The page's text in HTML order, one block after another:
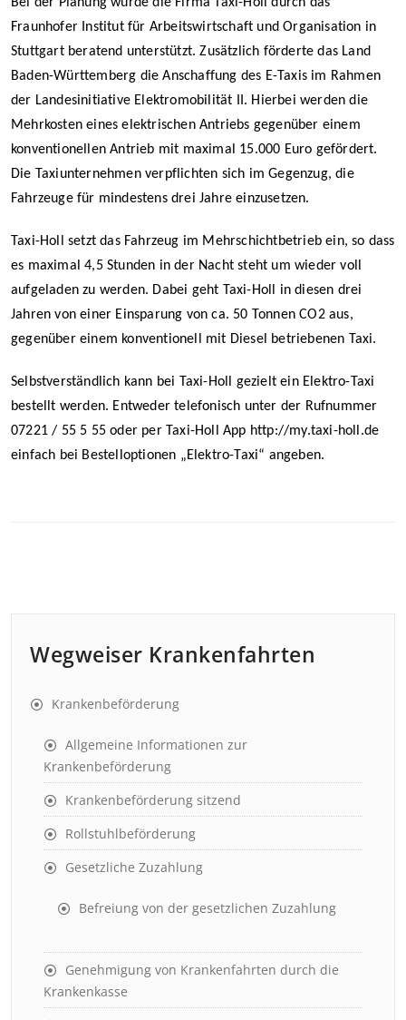
Fraunhofer Institut für Arbeitswirtschaft und Organisation in
Stuttgart beratend unterstützt. Zusätzlich förderte das Land
Baden-Württemberg die Anschaffung des E-Taxis im Rahmen
der Landesinitiative Elektromobilität II. Hierbei werden die
Mehrkosten eines elektrischen Antriebs gegenüber einem
konventionellen Antrieb mit maximal 15.000 Euro gefördert.
Die Taxiunternehmen verpflichten sich im Gegenzug, die
Fahrzeuge für mindestens drei Jahre einzusetzen.
Taxi-Holl setzt das Fahrzeug im Mehrschichtbetrieb ein, so dass
es maximal 4,5 Stunden in der Nacht steht um wieder voll
aufgeladen zu werden. Dabei geht Taxi-Holl in diesen drei
Jahren von einer Einsparung von ca. 50 Tonnen CO2 aus,
gegenüber einem konventionell mit Diesel betriebenen Taxi.
Selbstverständlich kann bei Taxi-Holl gezielt ein Elektro-Taxi
bestellt werden. Entweder telefonisch unter der Rufnummer
07221 / 55 5 55 oder per Taxi-Holl App http://my.taxi-holl.de
einfach bei Bestelloptionen „Elektro-Taxi“ angeben.
Wegweiser Krankenfahrten
Krankenbeförderung
Allgemeine Informationen zur
Krankenbeförderung
Krankenbeförderung sitzend
Rollstuhlbeförderung
Gesetzliche Zuzahlung
Befreiung von der gesetzlichen Zuzahlung
Genehmigung von Krankenfahrten durch die
Krankenkasse